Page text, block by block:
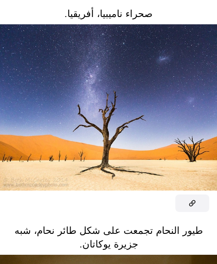
صحراء ناميبيا، أفريقيا.
طيور النحام تجمعت على شكل طائر نحام، شبه
جزيرة يوكاتان.